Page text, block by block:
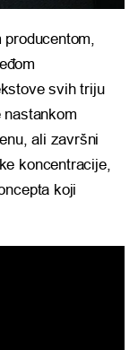
svih triju
ali završni
koncentracije,
koji